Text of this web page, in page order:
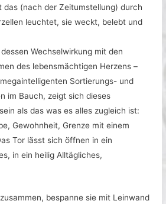
das (nach der Zeitumstellung) durch
leuchtet, sie weckt, belebt und
Wechselwirkung mit den
des lebensmächtigen Herzens –
Sortierungs- und
im Bauch, zeigt sich dieses
als das was es alles zugleich ist:
Gewohnheit, Grenze mit einem
Tor lässt sich öffnen in ein
in ein heilig Alltägliches,
bespanne sie mit Leinwand